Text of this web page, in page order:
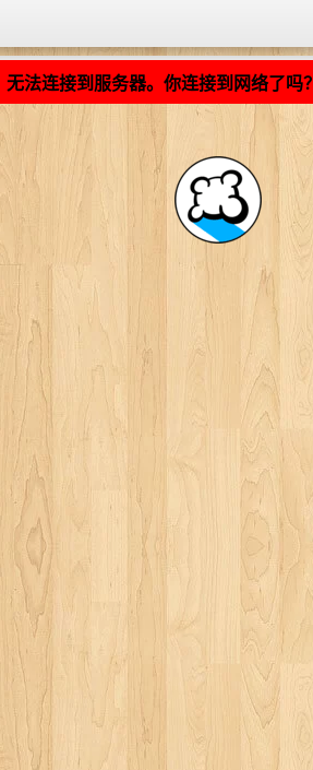
无法连接到服务器。你连接到网络了吗？
加载中... ...